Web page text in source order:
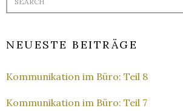
for:
NEUESTE BEITRÄGE
Kommunikation im Büro: Teil 8
Kommunikation im Büro: Teil 7